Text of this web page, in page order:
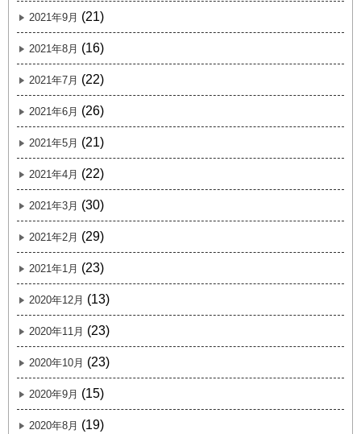
2021年9月 (21)
2021年8月 (16)
2021年7月 (22)
2021年6月 (26)
2021年5月 (21)
2021年4月 (22)
2021年3月 (30)
2021年2月 (29)
2021年1月 (23)
2020年12月 (13)
2020年11月 (23)
2020年10月 (23)
2020年9月 (15)
2020年8月 (19)